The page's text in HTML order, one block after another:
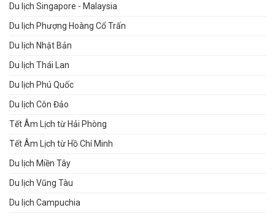
Du lịch Singapore - Malaysia
Du lịch Phượng Hoàng Cổ Trấn
Du lịch Nhật Bản
Du lịch Thái Lan
Du lịch Phú Quốc
Du lịch Côn Đảo
Tết Âm Lịch từ Hải Phòng
Tết Âm Lịch từ Hồ Chí Minh
Du lịch Miền Tây
Du lịch Vũng Tàu
Du lịch Campuchia